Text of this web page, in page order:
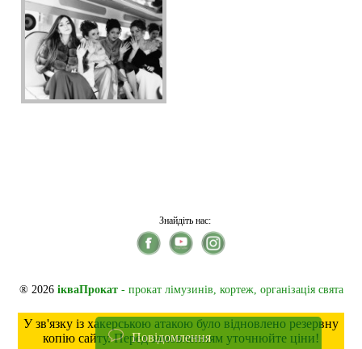
Знайдіть нас:
® 2026 ікваПрокат- прокат лімузинів, кортеж, організація свята
У зв'язку із хакерською атакою було відновлено резервну
копію сайту. Перед замовленням уточнюйте ціни!
Повідомлення